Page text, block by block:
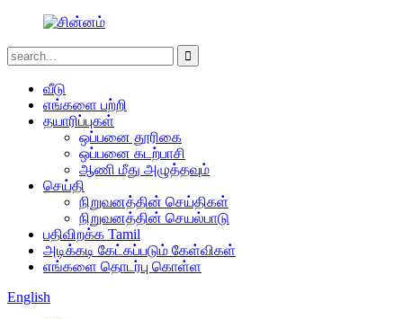
வீடு
எங்களை பற்றி
தயாரிப்புகள்
ஒப்பனை தூரிகை
ஒப்பனை கடற்பாசி
ஆணி மீது அழுத்தவும்
செய்தி
நிறுவனத்தின் செய்திகள்
நிறுவனத்தின் செயல்பாடு
பதிவிறக்க Tamil
அடிக்கடி கேட்கப்படும் கேள்விகள்
எங்களை தொடர்பு கொள்ள
English